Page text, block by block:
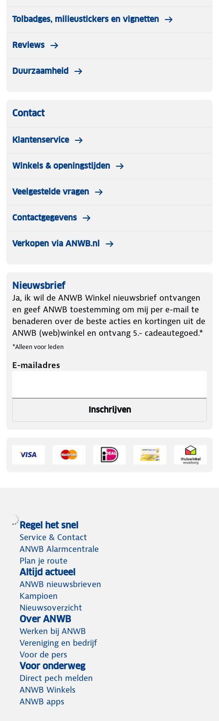
Tolbadges, milieustickers en vignetten
Reviews
Duurzaamheid
Contact
Klantenservice
Winkels & openingstijden
Veelgestelde vragen
Contactgegevens
Verkopen via ANWB.nl
Nieuwsbrief
Ja, ik wil de ANWB Winkel nieuwsbrief ontvangen
en geef ANWB toestemming om mij per e-mail te
benaderen over de beste acties en kortingen uit de
ANWB (web)winkel en ontvang 5.- cadeautegoed.*
*Alleen voor leden
E-mailadres
Inschrijven
Regel het snel
Service & Contact
ANWB Alarmcentrale
Plan je route
Altijd actueel
ANWB nieuwsbrieven
Kampioen
Nieuwsoverzicht
Over ANWB
Werken bij ANWB
Vereniging en bedrijf
Voor de pers
Voor onderweg
Direct pech melden
ANWB Winkels
ANWB apps